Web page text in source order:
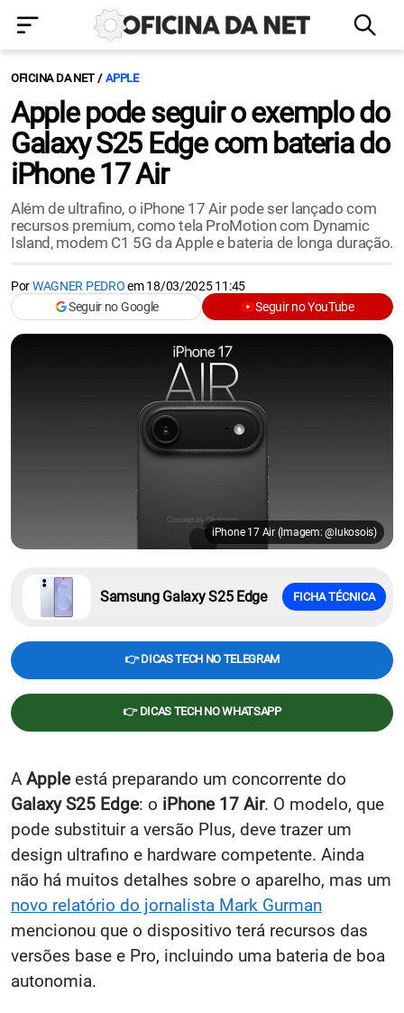
OFICINA DA NET APPLE
Apple pode seguir o exemplo do
Galaxy S25 Edge com bateria do
iPhone 17 Air
Além de ultrafino, o iPhone 17 Air pode ser lançado com
recursos premium, como tela ProMotion com Dynamic
Island, modem C1 5G da Apple e bateria de longa duração.
PorWAGNER PEDROem18/03/2025 11:45
Seguir no Google
Seguir no YouTube
iPhone 17 Air (Imagem: @lukosois)
Samsung Galaxy S25 Edge FICHA TÉCNICA
👉 DICAS TECH NO TELEGRAM
👉 DICAS TECH NO WHATSAPP
A Appleestá preparando um concorrente do
Galaxy S25 Edge: o iPhone 17 Air. O modelo, que
pode substituir a versão Plus, deve trazer um
design ultrafino e hardware competente. Ainda
não há muitos detalhes sobre o aparelho, mas um
novo relatório do jornalista Mark Gurman
mencionou que o dispositivo terá recursos das
versões base e Pro, incluindo uma bateria de boa
autonomia.